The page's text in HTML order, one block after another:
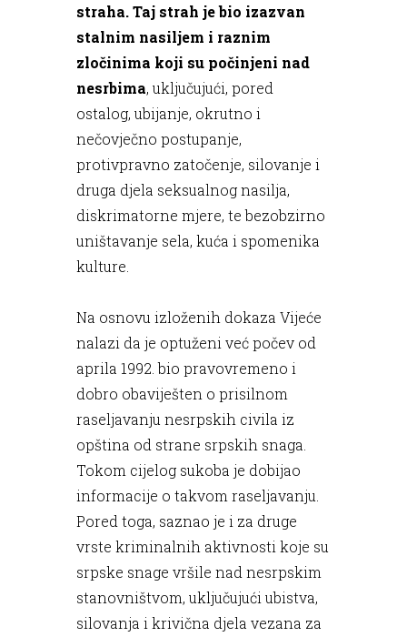
straha. Taj strah je bio izazvan
stalnim nasiljem i raznim
zločinima koji su počinjeni nad
nesrbima, uključujući, pored
ostalog, ubijanje, okrutno i
nečovječno postupanje,
protivpravno zatočenje, silovanje i
druga djela seksualnog nasilja,
diskrimatorne mjere, te bezobzirno
uništavanje sela, kuća i spomenika
kulture.
Na osnovu izloženih dokaza Vijeće
nalazi da je optuženi već počev od
aprila 1992. bio pravovremeno i
dobro obaviješten o prisilnom
raseljavanju nesrpskih civila iz
opština od strane srpskih snaga.
Tokom cijelog sukoba je dobijao
informacije o takvom raseljavanju.
Pored toga, saznao je i za druge
vrste kriminalnih aktivnosti koje su
srpske snage vršile nad nesrpskim
stanovništvom, uključujući ubistva,
silovanja i krivična djela vezana za